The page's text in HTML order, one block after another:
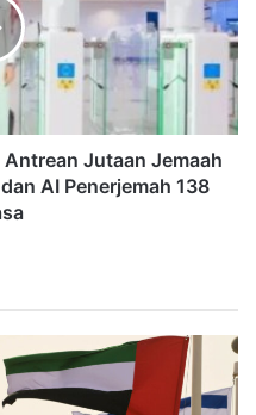
Jutaan Jemaah
AI Penerjemah 138